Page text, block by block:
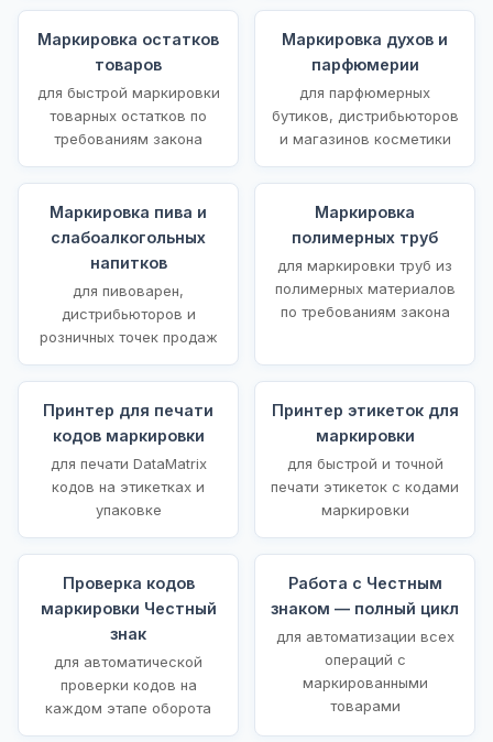
Маркировка остатков
товаров
для быстрой маркировки
товарных остатков по
требованиям закона
Маркировка духов и
парфюмерии
для парфюмерных
бутиков, дистрибьюторов
и магазинов косметики
Маркировка пива и
слабоалкогольных
напитков
для пивоварен,
дистрибьюторов и
розничных точек продаж
Маркировка
полимерных труб
для маркировки труб из
полимерных материалов
по требованиям закона
Принтер для печати
кодов маркировки
для печати DataMatrix
кодов на этикетках и
упаковке
Принтер этикеток для
маркировки
для быстрой и точной
печати этикеток с кодами
маркировки
Проверка кодов
маркировки Честный
знак
для автоматической
проверки кодов на
каждом этапе оборота
Работа с Честным
знаком — полный цикл
для автоматизации всех
операций с
маркированными
товарами